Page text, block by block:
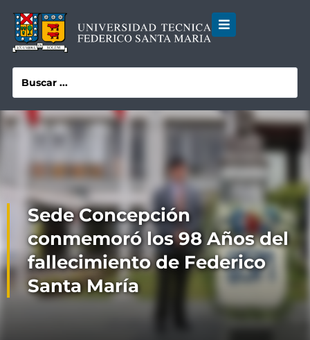
Sede Concepción
conmemoró los 98 Años del
fallecimiento de Federico
Santa María